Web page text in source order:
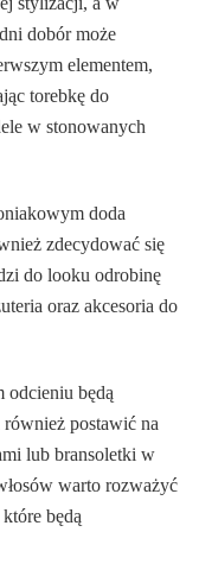
dobór może
elementem,
torebkę do
w stonowanych
doda
zdecydować się
do looku odrobinę
oraz akcesoria do
odcieniu będą
postawić na
lub bransoletki w
warto rozważyć
będą